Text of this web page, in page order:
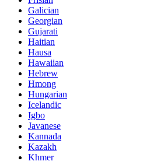
Galician
Georgian
Gujarati
Haitian
Hausa
Hawaiian
Hebrew
Hmong
Hungarian
Icelandic
Igbo
Javanese
Kannada
Kazakh
Khmer